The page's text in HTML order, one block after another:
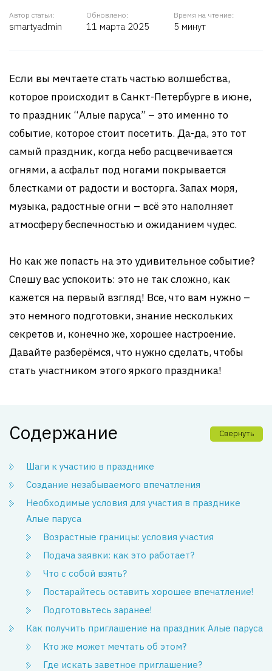
Автор статьи:
smartyadmin
Обновлено:
11 марта 2025
Время на чтение:
5 минут
Если вы мечтаете стать частью волшебства,
которое происходит в Санкт-Петербурге в июне,
то праздник “Алые паруса” – это именно то
событие, которое стоит посетить. Да-да, это тот
самый праздник, когда небо расцвечивается
огнями, а асфальт под ногами покрывается
блестками от радости и восторга. Запах моря,
музыка, радостные огни – всё это наполняет
атмосферу беспечностью и ожиданием чудес.
Но как же попасть на это удивительное событие?
Спешу вас успокоить: это не так сложно, как
кажется на первый взгляд! Все, что вам нужно –
это немного подготовки, знание нескольких
секретов и, конечно же, хорошее настроение.
Давайте разберёмся, что нужно сделать, чтобы
стать участником этого яркого праздника!
Содержание Свернуть
Шаги к участию в празднике
Создание незабываемого впечатления
Необходимые условия для участия в празднике
Алые паруса
Возрастные границы: условия участия
Подача заявки: как это работает?
Что с собой взять?
Постарайтесь оставить хорошее впечатление!
Подготовьтесь заранее!
Как получить приглашение на праздник Алые паруса
Кто же может мечтать об этом?
Где искать заветное приглашение?